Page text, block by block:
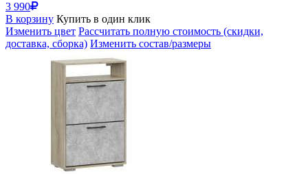
3 990
В корзину Купить в один клик
Изменить цвет Рассчитать полную стоимость (скидки,
доставка, сборка) Изменить состав/размеры